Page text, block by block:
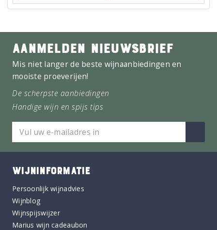
AANMELDEN NIEUWSBRIEF
Mis niet langer de beste wijnaanbiedingen en
mooiste proeverijen!
De scherpste aanbiedingen
Handige wijn en spijs tips
WIJNINFORMATIE
Persoonlijk wijnadvies
Wijnblog
Wijnspijswijzer
Marius wijn cadeaubon